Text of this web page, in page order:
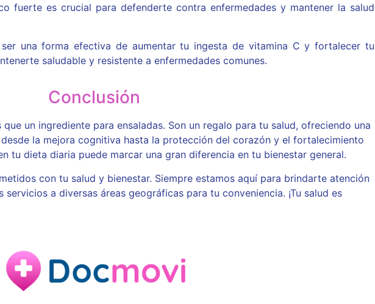
fuerte es crucial para defenderte contra enfermedades y mantener la salud
una forma efectiva de aumentar tu ingesta de vitamina C y fortalecer tu
saludable y resistente a enfermedades comunes.
Conclusión
un ingrediente para ensaladas. Son un regalo para tu salud, ofreciendo una
la mejora cognitiva hasta la protección del corazón y el fortalecimiento
tu dieta diaria puede marcar una gran diferencia en tu bienestar general.
con tu salud y bienestar. Siempre estamos aquí para brindarte atención
a diversas áreas geográficas para tu conveniencia. ¡Tu salud es